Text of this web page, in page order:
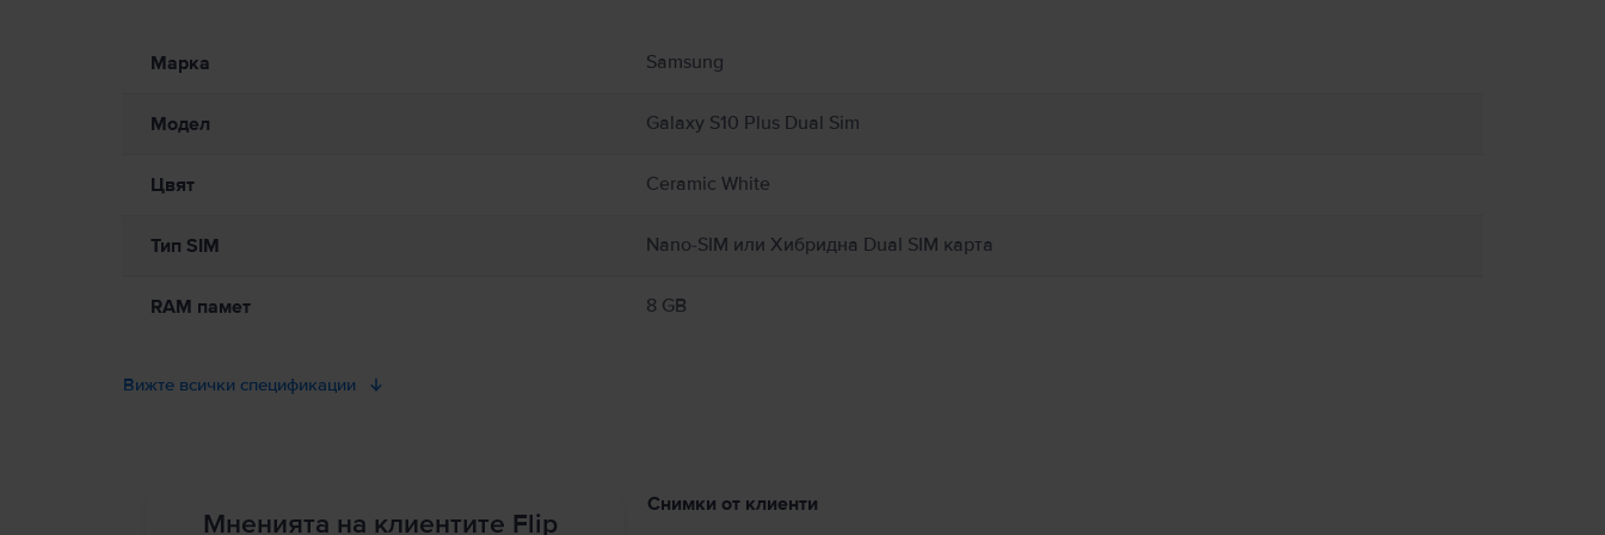
Марка Samsung
Модел Galaxy S10 Plus Dual Sim
Цвят Ceramic White
Тип SIM Nano-SIM или Хибридна Dual SIM карта
RAM памет 8 GB
Вижте всички спецификации
Мненията на клиентите Flip
Снимки от клиенти